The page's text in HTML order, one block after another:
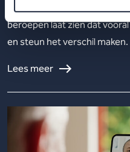
Werkdruk verklaart
beroepen laat zien dat
en steun het verschil maken.
Lees meer